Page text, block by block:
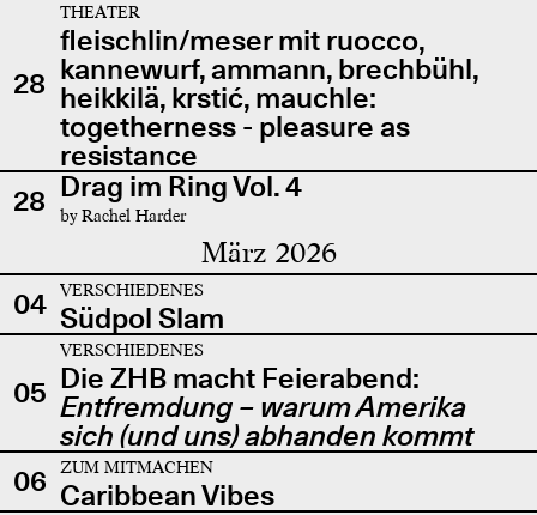
28
THEATER
fleischlin/meser mit ruocco,
kannewurf, ammann, brechbühl,
heikkilä, krstić, mauchle:
togetherness - pleasure as
resistance
28 Drag im Ring Vol. 4
by Rachel Harder
März 2026
04 VERSCHIEDENES
Südpol Slam
05
VERSCHIEDENES
Die ZHB macht Feierabend:
Entfremdung – warum Amerika
sich (und uns) abhanden kommt
06
ZUM MITMACHEN
Caribbean Vibes